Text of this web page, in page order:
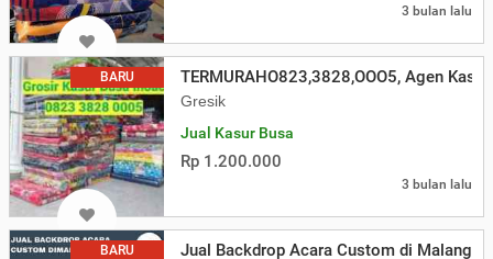
3 bulan lalu
BARU TERMURAHO823,3828,OOO5, Agen
Gresik
Jual Kasur Busa
Rp 1.200.000
3 bulan lalu
BARU Jual Backdrop Acara Custom di Malang